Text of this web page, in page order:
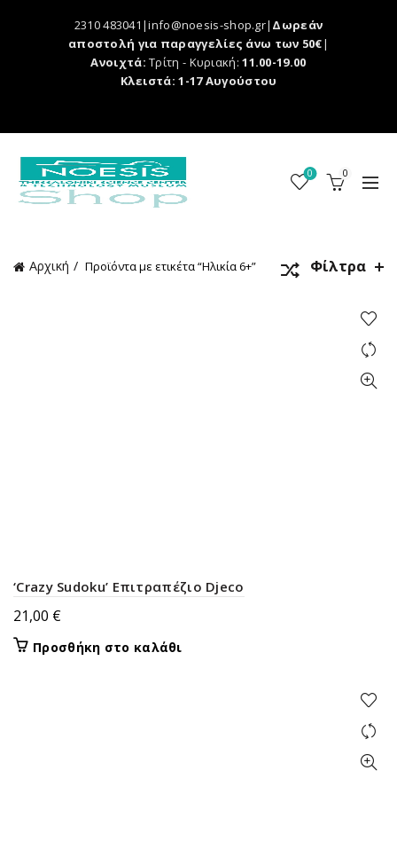
2310 483041|info@noesis-shop.gr| Δωρεάν
αποστολή για παραγγελίες άνω των 50€|
Ανοιχτά:Τρίτη - Κυριακή: 11.00-19.00
Κλειστά: 1-17 Αυγούστου
0 0
Αρχική Προϊόντα με ετικέτα “Ηλικία 6+” Φίλτρα
‘Crazy Sudoku’ Επιτραπέζιο Djeco
21,00 €
Προσθήκη στο καλάθι